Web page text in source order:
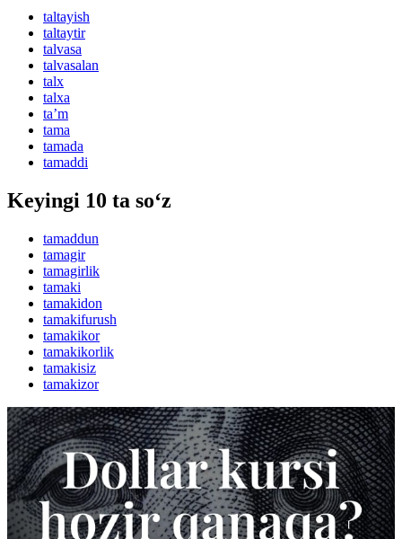
taltayish
taltaytir
talvasa
talvasalan
talx
talxa
taʼm
tama
tamada
tamaddi
Keyingi 10 ta so‘z
tamaddun
tamagir
tamagirlik
tamaki
tamakidon
tamakifurush
tamakikor
tamakikorlik
tamakisiz
tamakizor